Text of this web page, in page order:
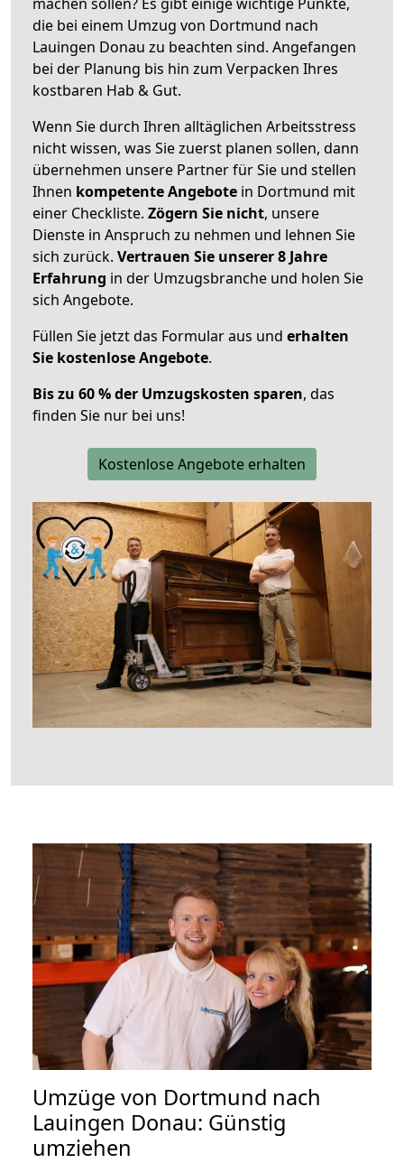
die bei einem Umzug von Dortmund nach
Lauingen Donau zu beachten sind. Angefangen
bei der Planung bis hin zum Verpacken Ihres
kostbaren Hab & Gut.
Wenn Sie durch Ihren alltäglichen Arbeitsstress
nicht wissen, was Sie zuerst planen sollen, dann
übernehmen unsere Partner für Sie und stellen
Ihnen kompetente Angebote in Dortmund mit
einer Checkliste. Zögern Sie nicht, unsere
Dienste in Anspruch zu nehmen und lehnen Sie
sich zurück. Vertrauen Sie unserer 8 Jahre
Erfahrung in der Umzugsbranche und holen Sie
sich Angebote.
Füllen Sie jetzt das Formular aus und erhalten
Sie kostenlose Angebote.
Bis zu 60 % der Umzugskosten sparen, das
finden Sie nur bei uns!
Kostenlose Angebote erhalten
Umzüge von Dortmund nach
Lauingen Donau: Günstig
umziehen